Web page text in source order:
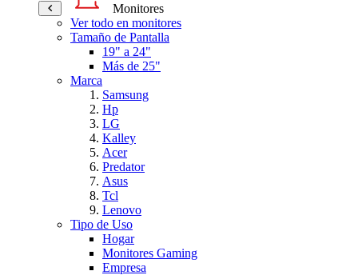
Monitores
Ver todo en monitores
Tamaño de Pantalla
19" a 24"
Más de 25"
Marca
Samsung
Hp
LG
Kalley
Acer
Predator
Asus
Tcl
Lenovo
Tipo de Uso
Hogar
Monitores Gaming
Empresa